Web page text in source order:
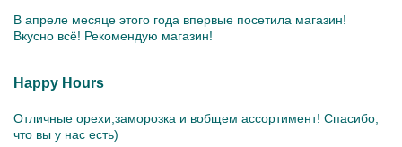
В апреле месяце этого года впервые посетила магазин!
Вкусно всё! Рекомендую магазин!
Happy Hours
Отличные орехи,заморозка и вобщем ассортимент! Спасибо,
что вы у нас есть)